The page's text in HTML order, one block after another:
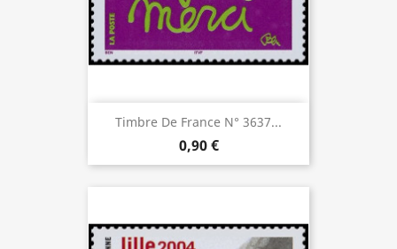
Timbre De France N° 3637...
0,90 €